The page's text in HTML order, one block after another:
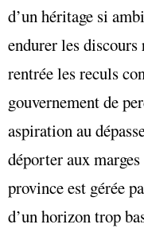
d’un héritage si
endurer les discours
rentrée les reculs
gouvernement de
aspiration au
déporter aux
province est gérée
d’un horizon trop